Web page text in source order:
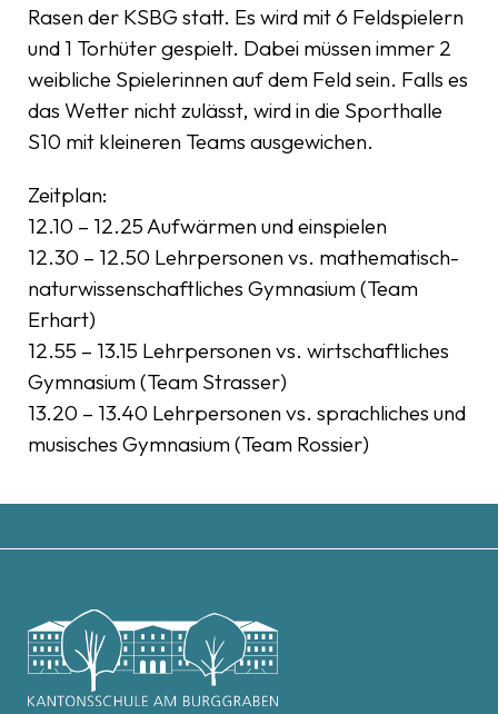
Rasen der KSBG statt. Es wird mit 6 Feldspielern
und 1 Torhüter gespielt. Dabei müssen immer 2
weibliche Spielerinnen auf dem Feld sein. Falls es
das Wetter nicht zulässt, wird in die Sporthalle
S10 mit kleineren Teams ausgewichen.
Zeitplan:
12.10 – 12.25 Aufwärmen und einspielen
12.30 – 12.50 Lehrpersonen vs. mathematisch-
naturwissenschaftliches Gymnasium (Team
Erhart)
12.55 – 13.15 Lehrpersonen vs. wirtschaftliches
Gymnasium (Team Strasser)
13.20 – 13.40 Lehrpersonen vs. sprachliches und
musisches Gymnasium (Team Rossier)